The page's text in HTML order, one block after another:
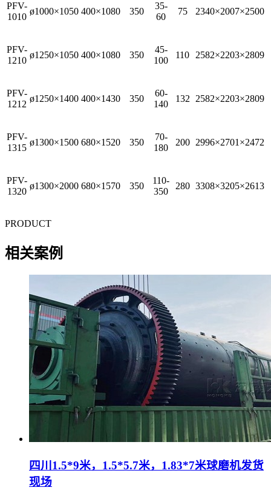
PFV-
1010
ø1000×1050 400×1080 350
35-
60
75 2340×2007×2500
PFV-
1210
ø1250×1050 400×1080 350
45-
100
110 2582×2203×2809
PFV-
1212
ø1250×1400 400×1430 350
60-
140
132 2582×2203×2809
PFV-
1315
ø1300×1500 680×1520 350
70-
180
200 2996×2701×2472
PFV-
1320
ø1300×2000 680×1570 350
110-
350
280 3308×3205×2613
PRODUCT
相关案例
四川1.5*9米，1.5*5.7米，1.83*7米球磨机发货
现场